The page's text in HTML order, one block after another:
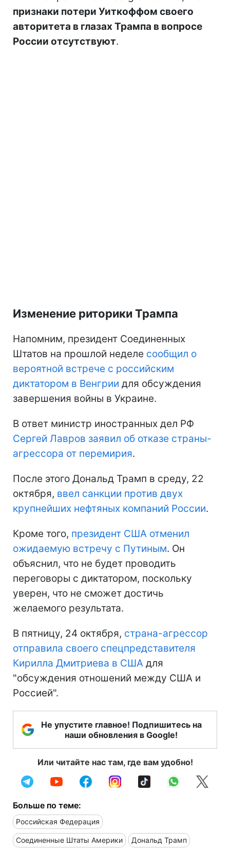
признаки потери Уиткоффом своего
авторитета в глазах Трампа в вопросе
России отсутствуют.
Изменение риторики Трампа
Напомним, президент Соединенных
Штатов на прошлой неделе сообщил о
вероятной встрече с российским
диктатором в Венгрии для обсуждения
завершения войны в Украине.
В ответ министр иностранных дел РФ
Сергей Лавров заявил об отказе страны-
агрессора от перемирия.
После этого Дональд Трамп в среду, 22
октября, ввел санкции против двух
крупнейших нефтяных компаний России.
Кроме того, президент США отменил
ожидаемую встречу с Путиным. Он
объяснил, что не будет проводить
переговоры с диктатором, поскольку
уверен, что не сможет достичь
желаемого результата.
В пятницу, 24 октября, страна-агрессор
отправила своего спецпредставителя
Кирилла Дмитриева в США для
"обсуждения отношений между США и
Россией".
Не упустите главное! Подпишитесь на
наши обновления в Google!
Или читайте нас там, где вам удобно!
Больше по теме:
Российская Федерация
Соединенные Штаты Америки Дональд Трамп